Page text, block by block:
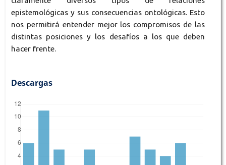
epistemológicas y sus consecuencias ontológicas. Esto
nos permitirá entender mejor los compromisos de las
distintas posiciones y los desafíos a los que deben
hacer frente.
Descargas